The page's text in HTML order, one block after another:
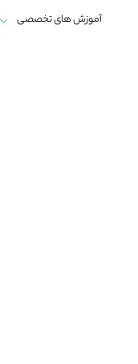
آموزش های تخصصی